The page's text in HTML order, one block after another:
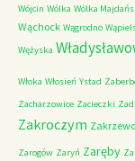
Wójcin Wólka Wólka
Wąchock Wągrodno
Wężyska
Włoka Włosień Ystad
Zacharzowice Zacieczki
Zakroczym Zakrzewo
Zarogów Zaryń Zaręby